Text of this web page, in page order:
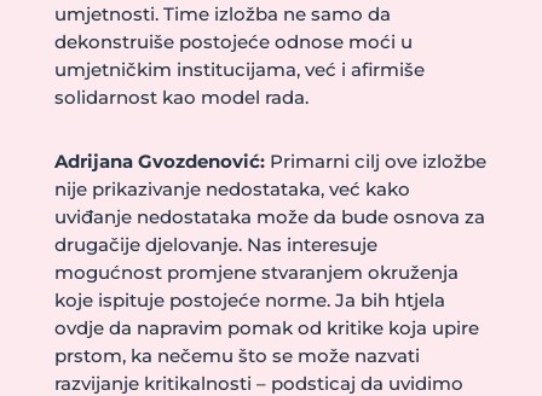
umjetnosti. Time izložba ne samo da
dekonstruiše postojeće odnose moći u
umjetničkim institucijama, već i afirmiše
solidarnost kao model rada.
Adrijana Gvozdenović:Primarni cilj ove izložbe
nije prikazivanje nedostataka, već kako
uviđanje nedostataka može da bude osnova za
drugačije djelovanje. Nas interesuje
mogućnost promjene stvaranjem okruženja
koje ispituje postojeće norme. Ja bih htjela
ovdje da napravim pomak od kritike koja upire
prstom, ka nečemu što se može nazvati
razvijanje kritikalnosti – podsticaj da uvidimo